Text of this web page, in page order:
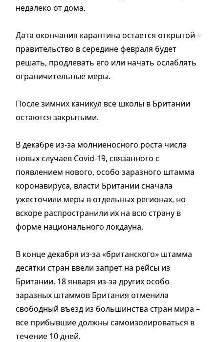
недалеко от дома.
Дата окончания карантина остается открытой –
правительство в середине февраля будет
решать, продлевать его или начать ослаблять
ограничительные меры.
После зимних каникул все школы в Британии
остаются закрытыми.
В декабре из-за молниеносного роста числа
новых случаев Covid-19, связанного с
появлением нового, особо заразного штамма
коронавируса, власти Британии сначала
ужесточили меры в отдельных регионах, но
вскоре распространили их на всю страну в
форме национального локдауна.
В конце декабря из-за «британского» штамма
десятки стран ввели запрет на рейсы из
Британии. 18 января из-за других особо
заразных штаммов Британия отменила
свободный въезд из большинства стран мира –
все прибывшие должны самоизолироваться в
течение 10 дней.